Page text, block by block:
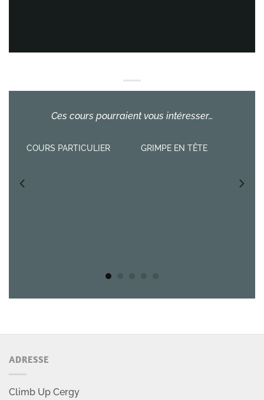
Ces cours pourraient vous intéresser…
COURS PARTICULIER GRIMPE EN TÊTE
ADRESSE
Climb Up Cergy